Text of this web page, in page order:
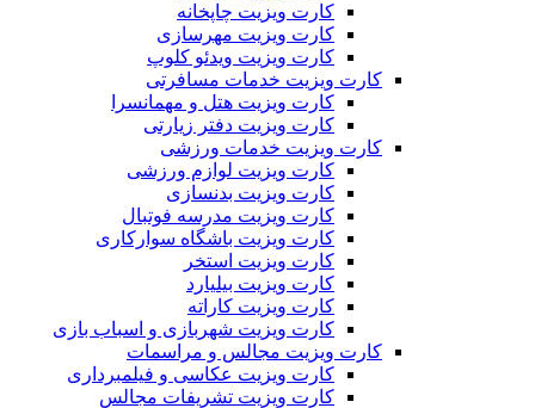
کارت ویزیت چاپخانه
کارت ویزیت مهرسازی
کارت ویزیت ویدئو کلوپ
کارت ویزیت خدمات مسافرتی
کارت ویزیت هتل و مهمانسرا
کارت ویزیت دفتر زیارتی
کارت ویزیت خدمات ورزشی
کارت ویزیت لوازم ورزشی
کارت ویزیت بدنسازی
کارت ویزیت مدرسه فوتبال
کارت ویزیت باشگاه سوارکاری
کارت ویزیت استخر
کارت ویزیت بیلیارد
کارت ویزیت کاراته
کارت ویزیت شهربازی و اسباب بازی
کارت ویزیت مجالس و مراسمات
کارت ویزیت عکاسی و فیلمبرداری
کارت ویزیت تشریفات مجالس